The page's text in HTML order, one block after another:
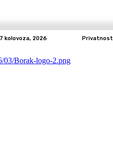
kolovoza, 2026 Privatnost